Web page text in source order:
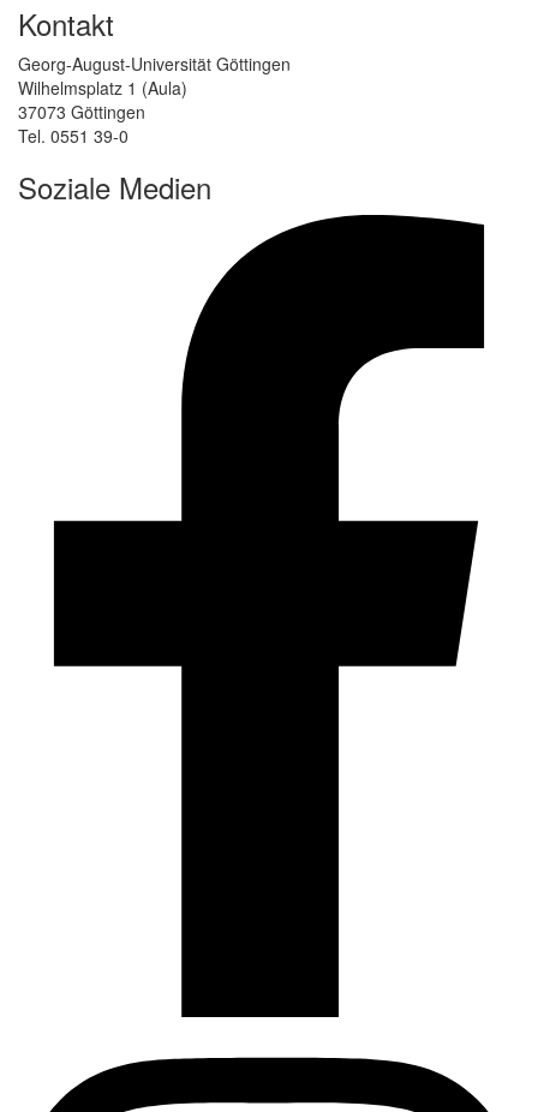
Kontakt
Georg-August-Universität Göttingen
Wilhelmsplatz 1 (Aula)
37073 Göttingen
Tel. 0551 39-0
Soziale Medien